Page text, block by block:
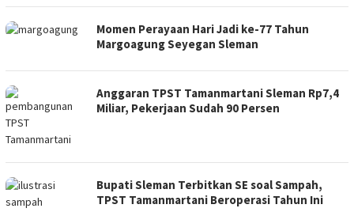
Momen Perayaan Hari Jadi ke-77 Tahun
Margoagung Seyegan Sleman
Anggaran TPST Tamanmartani Sleman Rp7,4
Miliar, Pekerjaan Sudah 90 Persen
Bupati Sleman Terbitkan SE soal Sampah,
TPST Tamanmartani Beroperasi Tahun Ini